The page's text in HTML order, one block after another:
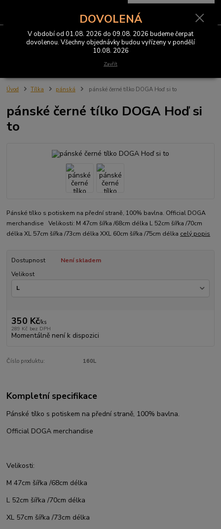
Menu
0 Kč
Úvod Tílka pánská pánské černé tílko DOGA Hoď si to
pánské černé tílko DOGA Hoď si
to
Pánské tílko s potiskem na přední straně, 100% bavlna. Official DOGA
merchandise Velikosti: M 47cm šířka /68cm délka L 52cm šířka /70cm
délka XL 57cm šířka /73cm délka XXL 60cm šířka /75cm délka celý popis
Dostupnost
Není skladem
Velikost
350 Kč/ks
289 Kč bez DPH
Momentálně není k dispozici
Číslo produktu: 160L
Kompletní specifikace
Pánské tílko s potiskem na přední straně, 100% bavlna.
Official DOGA merchandise
Velikosti:
M 47cm šířka /68cm délka
L 52cm šířka /70cm délka
XL 57cm šířka /73cm délka
DOVOLENÁ
V období od 01.08. 2026 do 09.08. 2026 budeme čerpat
dovolenou. Všechny objednávky budou vyřízeny v pondělí
10.08. 2026
Zavřít